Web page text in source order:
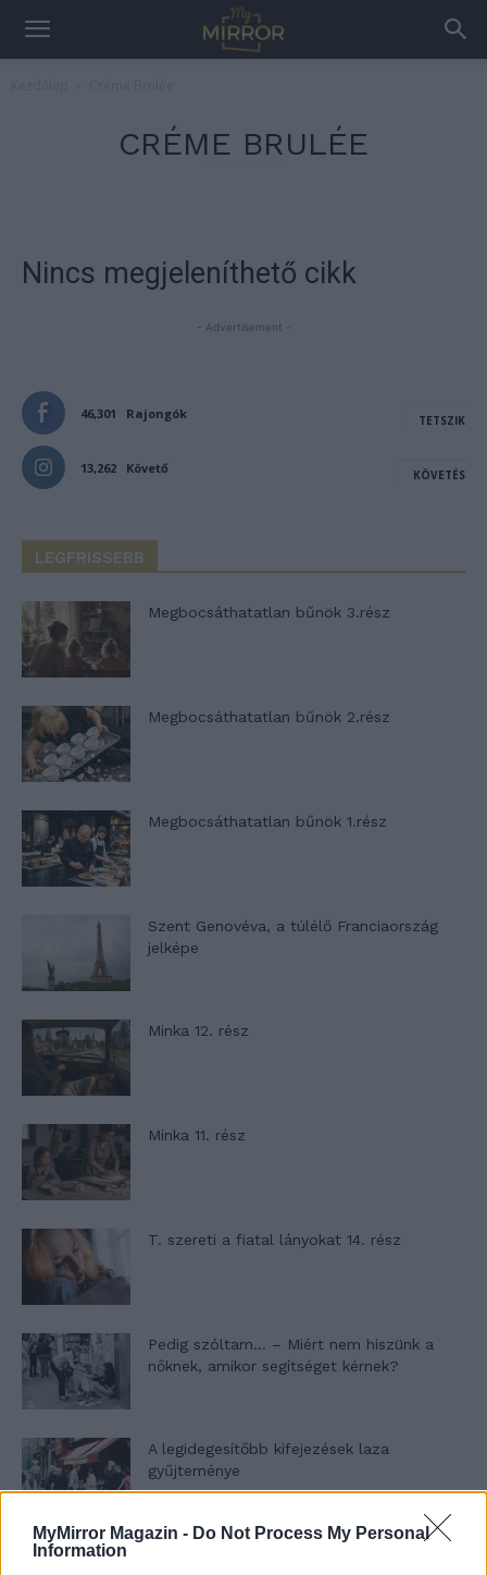
MyMirror Magazin - Do Not Process My Personal
Information
CRÉME BRULÉE
Nincs megjeleníthető cikk
- Advertisement -
46,301 Rajongók TETSZIK
13,262 Követő KÖVETÉS
LEGFRISSEBB
Megbocsáthatatlan bűnök 3.rész
Megbocsáthatatlan bűnök 2.rész
Megbocsáthatatlan bűnök 1.rész
Szent Genovéva, a túlélő Franciaország
jelképe
Minka 12. rész
Minka 11. rész
T. szereti a fiatal lányokat 14. rész
Pedig szóltam… – Miért nem hiszünk a
nőknek, amikor segítséget kérnek?
A legidegesítőbb kifejezések laza
gyűjteménye